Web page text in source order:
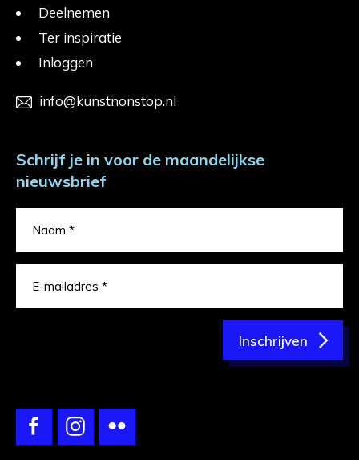
Deelnemen
Ter inspiratie
Inloggen
info@kunstnonstop.nl
Schrijf je in voor de maandelijkse
nieuwsbrief
Inschrijven